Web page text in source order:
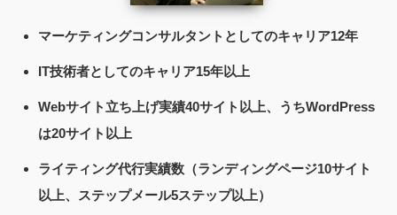
マーケティングコンサルタントとしてのキャリア12年
IT技術者としてのキャリア15年以上
Webサイト立ち上げ実績40サイト以上、うちWordPress
は20サイト以上
ライティング代行実績数（ランディングページ10サイト
以上、ステップメール5ステップ以上）